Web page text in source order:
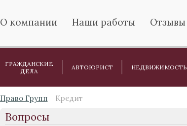
О компании Наши работы Отзывы
ГРАЖДАНСКИЕ
ДЕЛА
АВТОЮРИСТ НЕДВИЖИМОСТЬ
Право Групп Кредит
Вопросы